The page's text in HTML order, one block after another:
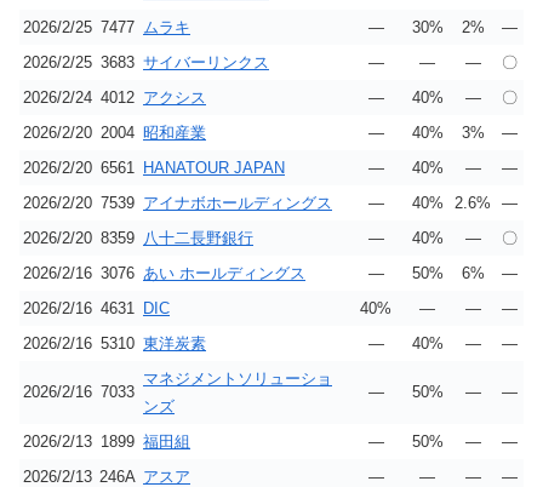
2026/2/25 7477 ムラキ ― 30% 2%
―
2026/2/25 3683 サイバーリンクス ― ― ―
〇
2026/2/24 4012 アクシス ― 40% ―
〇
2026/2/20 2004 昭和産業 ― 40% 3%
―
2026/2/20 6561 HANATOUR JAPAN ― 40% ―
―
2026/2/20 7539 アイナボホールディングス ― 40% 2.6%
―
2026/2/20 8359 八十二長野銀行 ― 40% ―
〇
2026/2/16 3076 あい ホールディングス ― 50% 6%
―
2026/2/16 4631 DIC 40% ― ―
―
2026/2/16 5310 東洋炭素 ― 40% ― ―
2026/2/16 7033
マネジメントソリューショ
ンズ
― 50% ― ―
2026/2/13 1899 福田組 ― 50% ―
―
2026/2/13 246A アスア ― ― ―
―